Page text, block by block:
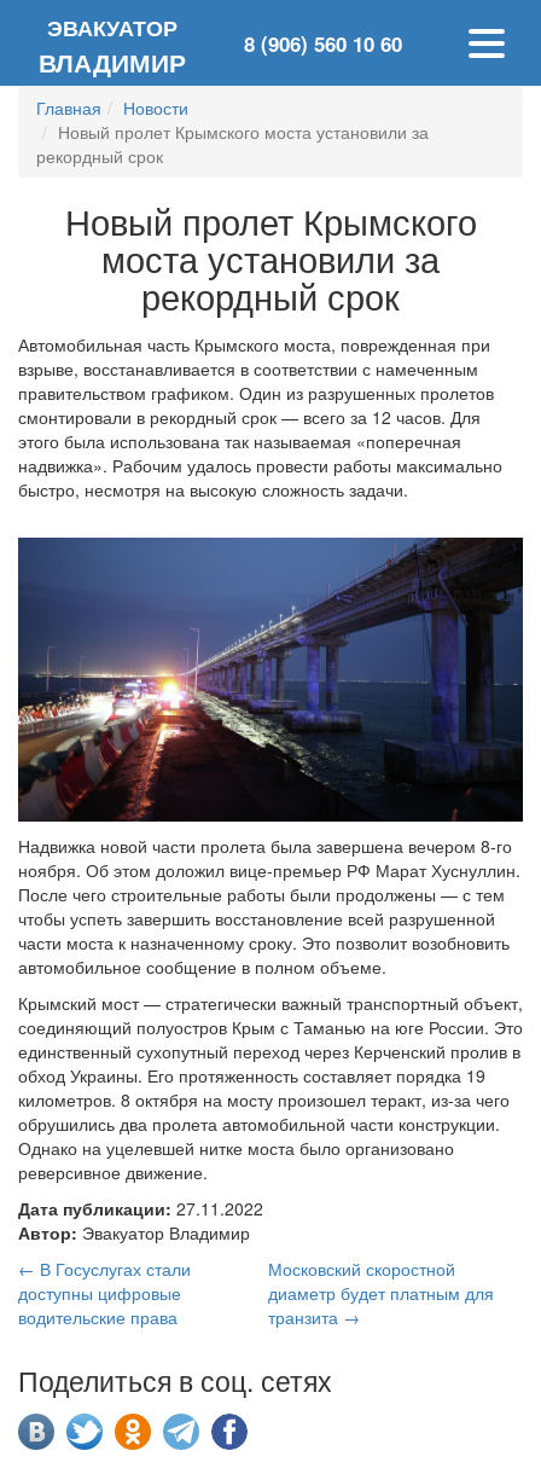
ЭВАКУАТОР
ВЛАДИМИР 8 (906) 560 10 60
Главная
Новости
Новый пролет Крымского моста установили за
рекордный срок
Новый пролет Крымского
моста установили за
рекордный срок
Автомобильная часть Крымского моста, поврежденная при
взрыве, восстанавливается в соответствии с намеченным
правительством графиком. Один из разрушенных пролетов
смонтировали в рекордный срок — всего за 12 часов. Для
этого была использована так называемая «поперечная
надвижка». Рабочим удалось провести работы максимально
быстро, несмотря на высокую сложность задачи.
Надвижка новой части пролета была завершена вечером 8-го
ноября. Об этом доложил вице-премьер РФ Марат Хуснуллин.
После чего строительные работы были продолжены — с тем
чтобы успеть завершить восстановление всей разрушенной
части моста к назначенному сроку. Это позволит возобновить
автомобильное сообщение в полном объеме.
Крымский мост — стратегически важный транспортный объект,
соединяющий полуостров Крым с Таманью на юге России. Это
единственный сухопутный переход через Керченский пролив в
обход Украины. Его протяженность составляет порядка 19
километров. 8 октября на мосту произошел теракт, из-за чего
обрушились два пролета автомобильной части конструкции.
Однако на уцелевшей нитке моста было организовано
реверсивное движение.
Дата публикации: 27.11.2022
Автор: Эвакуатор Владимир
← В Госуслугах стали
доступны цифровые
водительские права
Московский скоростной
диаметр будет платным для
транзита →
Поделиться в соц. сетях